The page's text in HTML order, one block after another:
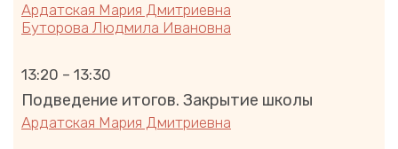
Ардатская Мария Дмитриевна
Буторова Людмила Ивановна
13:20 – 13:30
Подведение итогов. Закрытие школы
Ардатская Мария Дмитриевна